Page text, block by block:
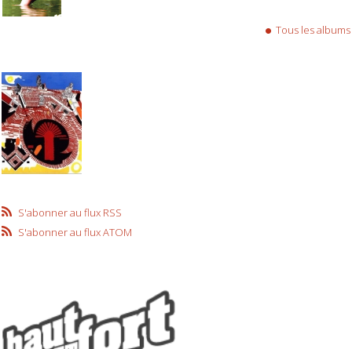
Tous les albums
S'abonner au flux RSS
S'abonner au flux ATOM